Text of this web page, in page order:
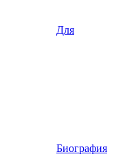
Для
Биография